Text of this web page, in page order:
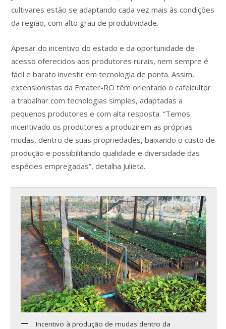
cultivares estão se adaptando cada vez mais às condições
da região, com alto grau de produtividade.
Apesar do incentivo do estado e da oportunidade de
acesso oferecidos aos produtores rurais, nem sempre é
fácil e barato investir em tecnologia de ponta. Assim,
extensionistas da Emater-RO têm orientado o cafeicultor
a trabalhar com tecnologias simples, adaptadas a
pequenos produtores e com alta resposta. “Temos
incentivado os produtores a produzirem as próprias
mudas, dentro de suas propriedades, baixando o custo de
produção e possibilitando qualidade e diversidade das
espécies empregadas”, detalha Julieta.
Incentivo à produção de mudas dentro da